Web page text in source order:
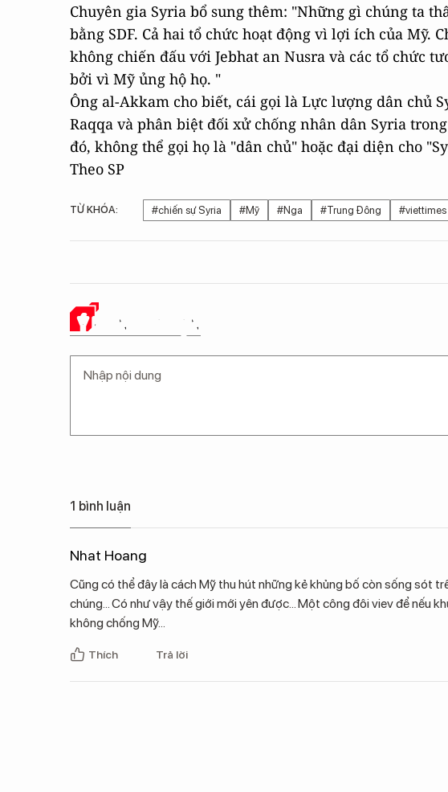
Chuyên gia Syria bổ sung thêm: "Những gì chúng ta
bằng SDF. Cả hai tổ chức hoạt động vì lợi ích của Mỹ.
không chiến đấu với Jebhat an Nusra và các tổ chức
bởi vì Mỹ ủng hộ họ. "
Ông al-Akkam cho biết, cái gọi là Lực lượng dân chủ
Raqqa và phân biệt đối xử chống nhân dân Syria
đó, không thể gọi họ là "dân chủ" hoặc đại diện cho
Theo SP
TỪ KHÓA: #chiến sự Syria #Mỹ #Nga #Trung Đông #viettimes
Ý KIẾN CỦA BẠN
1 bình luận
Nhat Hoang
Cũng có thể đây là cách Mỹ thu hút những kẻ khủng bố còn sống sót
chúng... Có như vậy thế giới mới yên được... Một công đôi viev để nếu
không chống Mỹ...
Thích Trả lời